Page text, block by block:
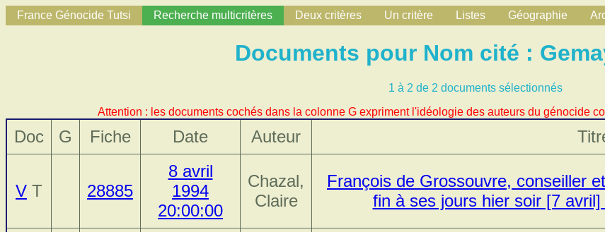
France Génocide Tutsi Recherche multicritères Deux critères Un critère Listes Géographie
Documents pour Nom cité :
1 à 2 de 2 documents sélectionnés
Attention : les documents cochés dans la colonne G expriment l'idéologie des auteurs du génocide
Doc G Fiche Date Auteur
V T 28885
8 avril
1994
20:00:00
Chazal,
Claire
François de Grossouvre, conseiller
fin à ses jours hier soir [7